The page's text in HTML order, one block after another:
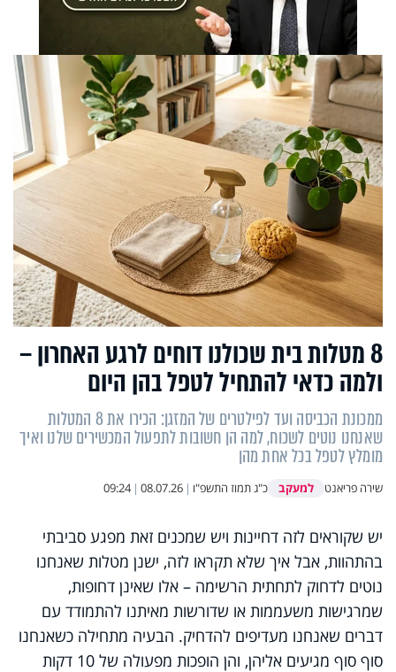
8 מטלות בית שכולנו דוחים לרגע האחרון –
ולמה כדאי להתחיל לטפל בהן היום
ממכונת הכביסה ועד לפילטרים של המזגן: הכירו את 8 המטלות
שאנחנו נוטים לשכוח, למה הן חשובות לתפעול המכשירים שלנו ואיך
מומלץ לטפל בכל אחת מהן
שירה פריאנט למעקב כ"ג תמוז התשפ"ו |
08.07.26
|
09:24
יש שקוראים לזה דחיינות ויש שמכנים זאת מפגע סביבתי
בהתהוות, אבל איך שלא תקראו לזה, ישנן מטלות שאנחנו
נוטים לדחוק לתחתית הרשימה – אלו שאינן דחופות,
שמרגישות משעממות או שדורשות מאיתנו להתמודד עם
דברים שאנחנו מעדיפים להדחיק. הבעיה מתחילה כשאנחנו
סוף סוף מגיעים אליהן, והן הופכות מפעולה של 10 דקות